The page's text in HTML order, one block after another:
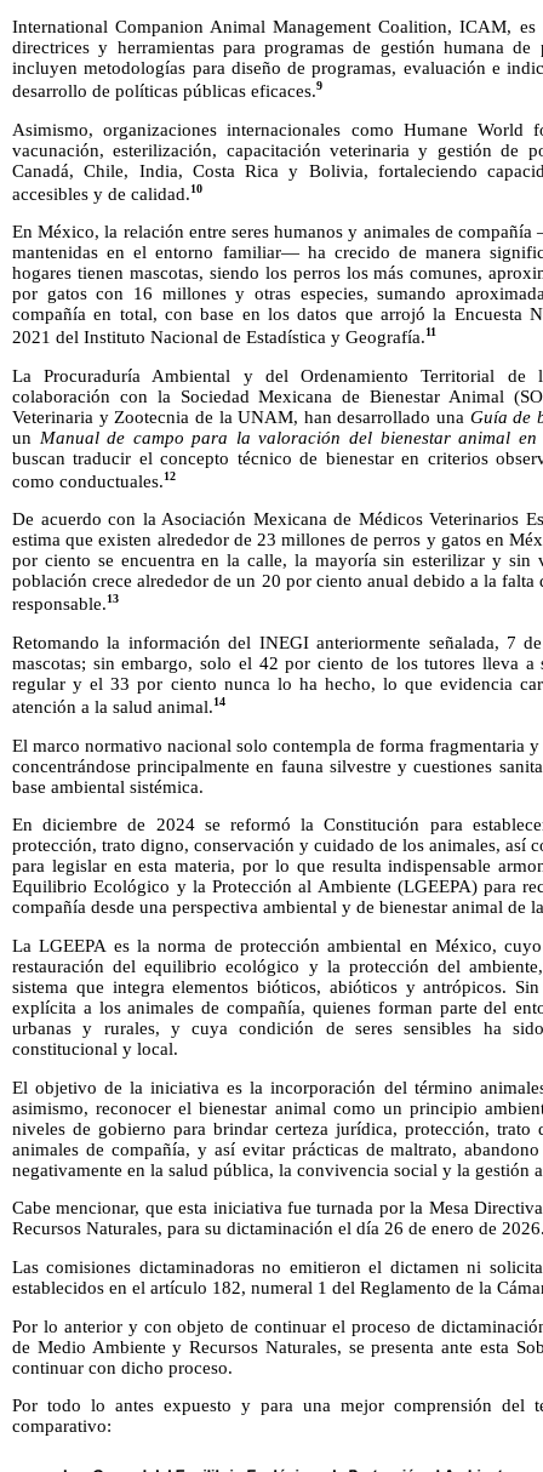
International Companion Animal Management Coalition, ICAM,
directrices y herramientas para programas de gestión humana
incluyen metodologías para diseño de programas, evaluación e
desarrollo de políticas públicas eficaces.9
Asimismo, organizaciones internacionales como Humane World
vacunación, esterilización, capacitación veterinaria y gestión de
Canadá, Chile, India, Costa Rica y Bolivia, fortaleciendo
accesibles y de calidad.10
En México, la relación entre seres humanos y animales de
mantenidas en el entorno familiar— ha crecido de manera
hogares tienen mascotas, siendo los perros los más comunes,
por gatos con 16 millones y otras especies, sumando
compañía en total, con base en los datos que arrojó la Encuesta
2021 del Instituto Nacional de Estadística y Geografía.11
La Procuraduría Ambiental y del Ordenamiento Territorial
colaboración con la Sociedad Mexicana de Bienestar Animal
Veterinaria y Zootecnia de la UNAM, han desarrollado una Guía de
un Manual de campo para la valoración del bienestar animal en
buscan traducir el concepto técnico de bienestar en criterios
como conductuales.12
De acuerdo con la Asociación Mexicana de Médicos Veterinarios
estima que existen alrededor de 23 millones de perros y gatos en
por ciento se encuentra en la calle, la mayoría sin esterilizar y sin
población crece alrededor de un 20 por ciento anual debido a la
responsable.13
Retomando la información del INEGI anteriormente señalada, 7
mascotas; sin embargo, solo el 42 por ciento de los tutores lleva
regular y el 33 por ciento nunca lo ha hecho, lo que evidencia
atención a la salud animal.14
El marco normativo nacional solo contempla de forma fragmentaria
concentrándose principalmente en fauna silvestre y cuestiones
base ambiental sistémica.
En diciembre de 2024 se reformó la Constitución para
protección, trato digno, conservación y cuidado de los animales, así
para legislar en esta materia, por lo que resulta indispensable
Equilibrio Ecológico y la Protección al Ambiente (LGEEPA) para
compañía desde una perspectiva ambiental y de bienestar animal de
La LGEEPA es la norma de protección ambiental en México,
restauración del equilibrio ecológico y la protección del
sistema que integra elementos bióticos, abióticos y antrópicos.
explícita a los animales de compañía, quienes forman parte del
urbanas y rurales, y cuya condición de seres sensibles ha
constitucional y local.
El objetivo de la iniciativa es la incorporación del término
asimismo, reconocer el bienestar animal como un principio
niveles de gobierno para brindar certeza jurídica, protección, trato
animales de compañía, y así evitar prácticas de maltrato,
negativamente en la salud pública, la convivencia social y la gestión
Cabe mencionar, que esta iniciativa fue turnada por la Mesa
Recursos Naturales, para su dictaminación el día 26 de enero de
Las comisiones dictaminadoras no emitieron el dictamen ni
establecidos en el artículo 182, numeral 1 del Reglamento de la
Por lo anterior y con objeto de continuar el proceso de
de Medio Ambiente y Recursos Naturales, se presenta ante esta
continuar con dicho proceso.
Por todo lo antes expuesto y para una mejor comprensión del
comparativo: